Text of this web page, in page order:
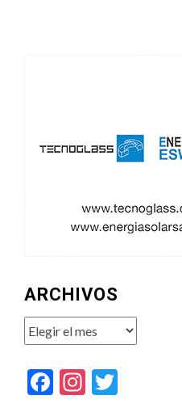
ARCHIVOS
Archivos
Facebook
Instagram